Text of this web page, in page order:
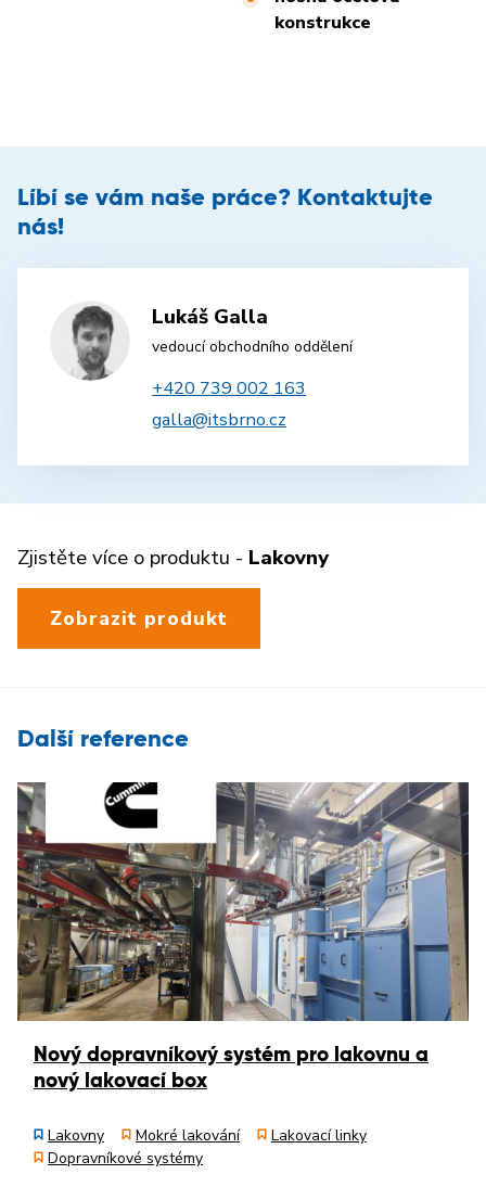
konstrukce
Líbí se vám naše práce? Kontaktujte
nás!
Lukáš Galla
vedoucí obchodního oddělení
+420 739 002 163
galla@itsbrno.cz
Zjistěte více o produktu - Lakovny
Zobrazit produkt
Další reference
Nový dopravníkový systém pro lakovnu a
nový lakovací box
Lakovny Mokré lakování
Lakovací linky
Dopravníkové systémy